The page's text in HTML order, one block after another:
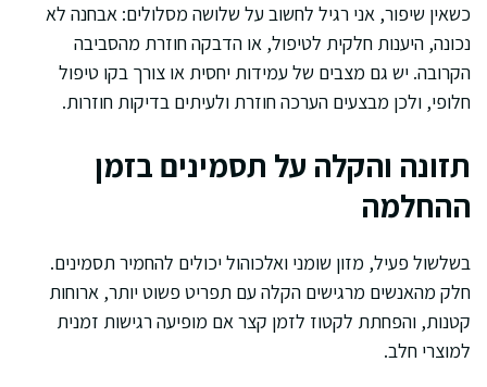
כשאין שיפור, אני רגיל לחשוב על שלושה מסלולים: אבחנה לא
נכונה, היענות חלקית לטיפול, או הדבקה חוזרת מהסביבה
הקרובה. יש גם מצבים של עמידות יחסית או צורך בקו טיפול
חלופי, ולכן מבצעים הערכה חוזרת ולעיתים בדיקות חוזרות.
תזונה והקלה על תסמינים בזמן
ההחלמה
בשלשול פעיל, מזון שומני ואלכוהול יכולים להחמיר תסמינים.
חלק מהאנשים מרגישים הקלה עם תפריט פשוט יותר, ארוחות
קטנות, והפחתת לקטוז לזמן קצר אם מופיעה רגישות זמנית
למוצרי חלב.